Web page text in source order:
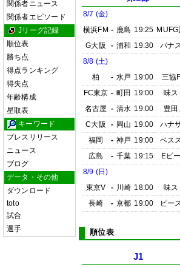
関係者ニュース
関係者エピソード
Jリーグ記録
順位表
勝ち点
得点ランキング
得失点
年齢構成
星取表
キーワード
プレスリリース
ニュース
ブログ
データ・その他
ダウンロード
toto
試合
選手
8/7 (金)
横浜FM - 鹿島 19:25 MUFG
G大阪
- 浦和 19:30
パナ
8/8 (土)
柏
- 水戸 19:00
三協
FC東京 - 町田 19:00
味ス
名古屋 - 清水 19:00
豊田
C大阪
- 岡山 19:00
ハナ
福岡
- 神戸 19:00
ベス
広島
- 千葉 19:15
Eピ
8/9 (日)
東京V
- 川崎 18:00
味ス
長崎
- 京都 19:00 ピー
順位表
J1